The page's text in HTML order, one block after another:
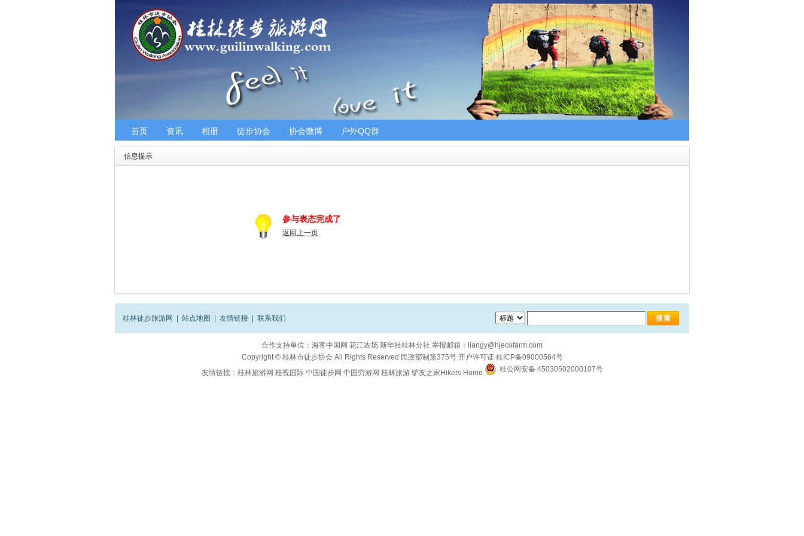
首页 资讯 相册 徒步协会 协会微博 户外QQ群
信息提示
参与表态完成了
返回上一页
桂林徒步旅游网 站点地图 友情链接 联系我们
合作支持单位： 海客中国网 花江农场 新华社桂林分社 举报邮箱： liangy@hjecofarm.com
Copyright © 桂林市徒步协会All Rights Reserved 民政部制第375号 开户许可证 桂ICP备09000564号
友情链接： 桂林旅游网 桂视国际 中国徒步网 中国穷游网 桂林旅游 驴友之家Hikers Home 桂公网安备 45030502000107号